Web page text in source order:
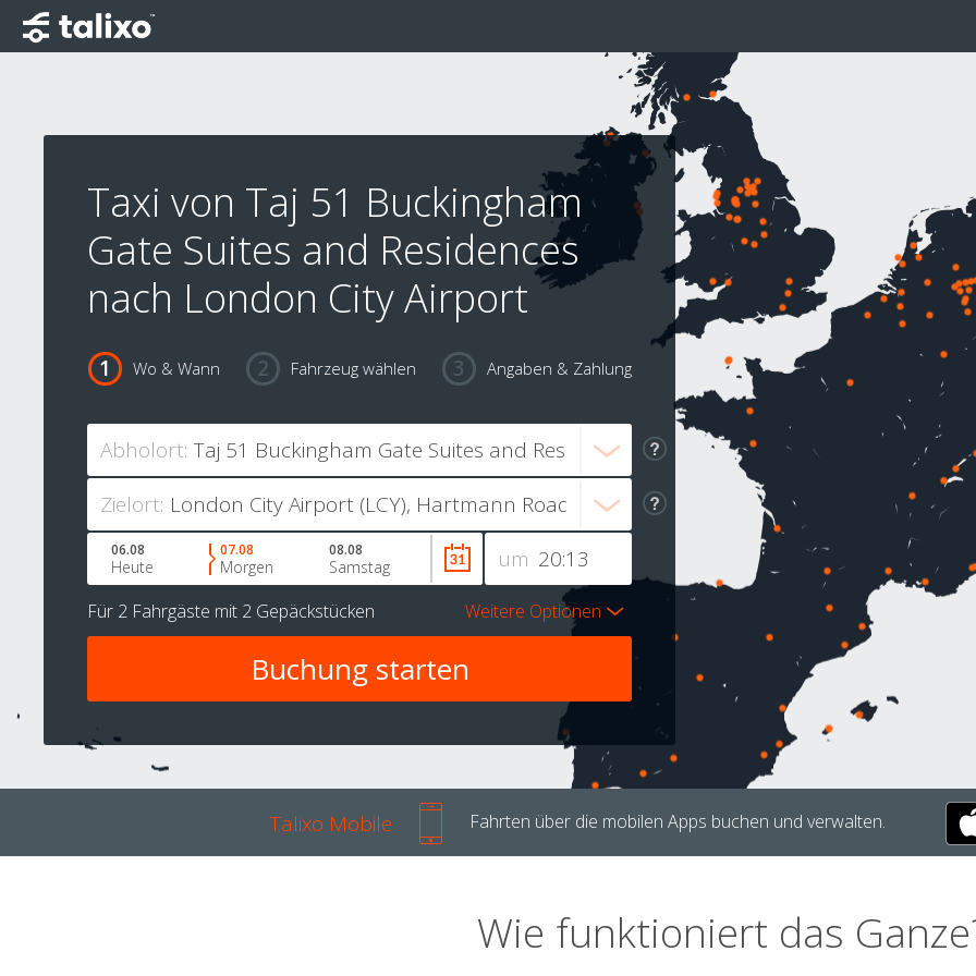
Taxi von Taj 51 Buckingham
Gate Suites and Residences
nach London City Airport
Wo & Wann Fahrzeug wählen Angaben & Zahlung
Abholort:
Zielort:
um
06.08
Heute
07.08
Morgen
08.08
Samstag
Für 2 Fahrgäste mit 2 Gepäckstücken Weitere Optionen
Talixo Mobile Fahrten über die mobilen Apps buchen und verwalten.
Wie funktioniert das